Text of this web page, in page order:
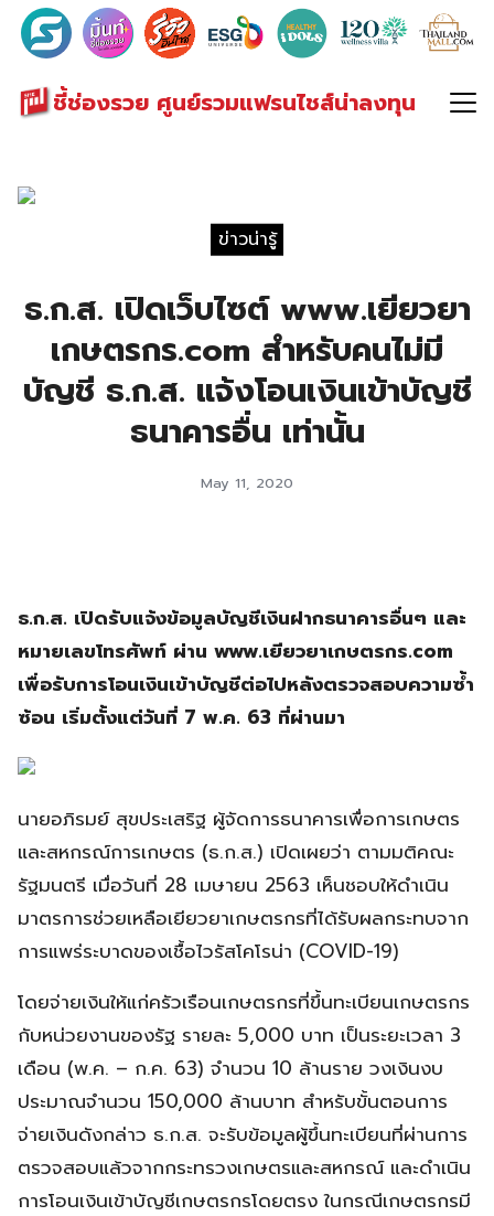
ชี้ช่องรวย ศูนย์รวมแฟรนไชส์น่าลงทุน
Search
for:
ข่าวน่ารู้
ธ.ก.ส. เปิดเว็บไซต์ www.เยียวยา
เกษตรกร.com สำหรับคนไม่มี
บัญชี ธ.ก.ส. แจ้งโอนเงินเข้าบัญชี
ธนาคารอื่น เท่านั้น
May 11, 2020
ธ.ก.ส. เปิดรับแจ้งข้อมูลบัญชีเงินฝากธนาคารอื่นๆ และ
หมายเลขโทรศัพท์ ผ่าน www.เยียวยาเกษตรกร.com
เพื่อรับการโอนเงินเข้าบัญชีต่อไปหลังตรวจสอบความซ้ำ
ซ้อน เริ่มตั้งแต่วันที่ 7 พ.ค. 63 ที่ผ่านมา
นายอภิรมย์ สุขประเสริฐ ผู้จัดการธนาคารเพื่อการเกษตร
และสหกรณ์การเกษตร (ธ.ก.ส.) เปิดเผยว่า ตามมติคณะ
รัฐมนตรี เมื่อวันที่ 28 เมษายน 2563 เห็นชอบให้ดำเนิน
มาตรการช่วยเหลือเยียวยาเกษตรกรที่ได้รับผลกระทบจาก
การแพร่ระบาดของเชื้อไวรัสโคโรน่า (COVID-19)
โดยจ่ายเงินให้แก่ครัวเรือนเกษตรกรที่ขึ้นทะเบียนเกษตรกร
กับหน่วยงานของรัฐ รายละ 5,000 บาท เป็นระยะเวลา 3
เดือน (พ.ค. – ก.ค. 63) จำนวน 10 ล้านราย วงเงินงบ
ประมาณจำนวน 150,000 ล้านบาท สำหรับขั้นตอนการ
จ่ายเงินดังกล่าว ธ.ก.ส. จะรับข้อมูลผู้ขึ้นทะเบียนที่ผ่านการ
ตรวจสอบแล้วจากกระทรวงเกษตรและสหกรณ์ และดำเนิน
การโอนเงินเข้าบัญชีเกษตรกรโดยตรง ในกรณีเกษตรกรมี